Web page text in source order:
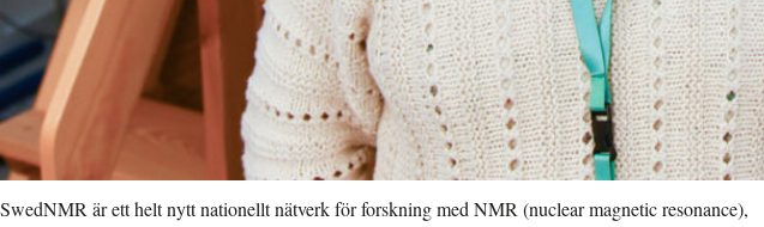
SwedNMR är ett helt nytt nationellt nätverk för forskning med NMR (nuclear magnetic resonance),